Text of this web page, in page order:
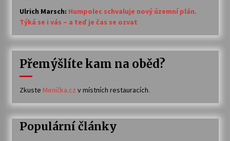
Ulrich Marsch: Humpolec schvaluje nový územní plán.
Týká se i vás – a teď je čas se ozvat
Přemýšlíte kam na oběd?
Zkuste Meníčka.cz v místních restauracích.
Populární články